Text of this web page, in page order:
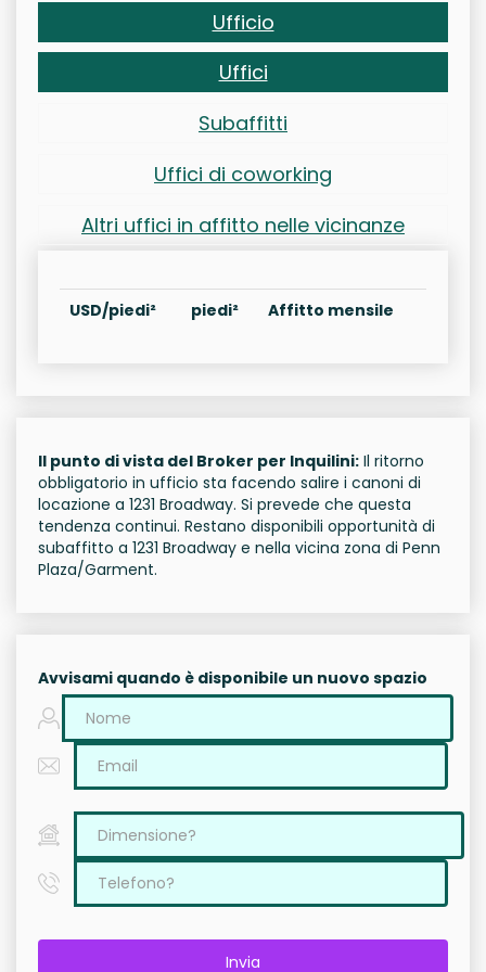
Ufficio
Uffici
Subaffitti
Uffici di coworking
Altri uffici in affitto nelle vicinanze
USD/piedi² piedi² Affitto mensile
Il punto di vista del Broker per Inquilini: Il ritorno
obbligatorio in ufficio sta facendo salire i canoni di
locazione a 1231 Broadway. Si prevede che questa
tendenza continui. Restano disponibili opportunità di
subaffitto a 1231 Broadway e nella vicina zona di Penn
Plaza/Garment.
Avvisami quando è disponibile un nuovo spazio
Invia